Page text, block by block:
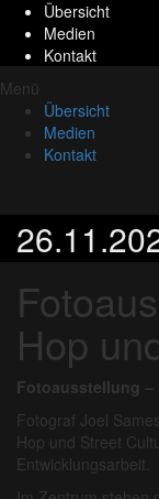
Übersicht
Medien
Kontakt
Menü
Übersicht
Medien
Kontakt
Hop
Fotoausstellung –
Fotograf Joel
Hop und Street
Entwicklungsarbeit.